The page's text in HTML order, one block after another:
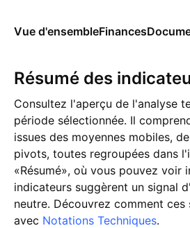
Vue d'ensembleFinances
Résumé des
Consultez l'aperçu de l'analyse
période sélectionnée. Il
issues des moyennes mobiles,
pivots, toutes regroupées dans
«Résumé», où vous pouvez voir
indicateurs suggèrent un signal
neutre. Découvrez comment
avec Notations Techniques.